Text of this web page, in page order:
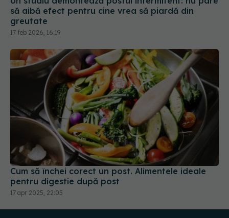
17 feb 2026, 16:19
Cum să închei corect un post. Alimentele ideale
pentru digestie după post
17 apr 2025, 22:05